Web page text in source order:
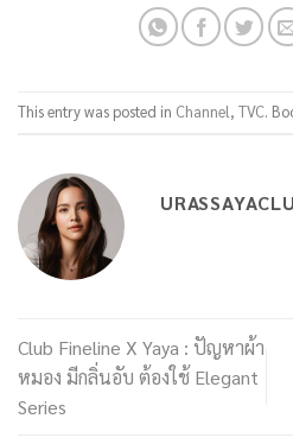
This entry was posted in Channel, TVC.
Club Fineline X Yaya : ปัญหาผ้า
หมอง มีกลิ่นอับ ต้องใช้ Elegant
Series